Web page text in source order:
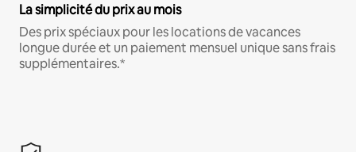
La simplicité du prix au mois
Des prix spéciaux pour les locations de vacances
longue durée et un paiement mensuel unique sans frais
supplémentaires.*